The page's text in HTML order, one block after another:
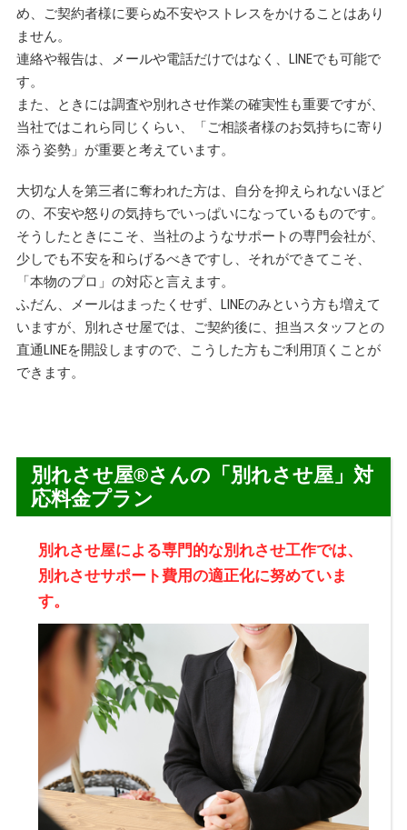
め、ご契約者様に要らぬ不安やストレスをかけることはあり
ません。
連絡や報告は、メールや電話だけではなく、LINEでも可能で
す。
また、ときには調査や別れさせ作業の確実性も重要ですが、
当社ではこれら同じくらい、「ご相談者様のお気持ちに寄り
添う姿勢」が重要と考えています。
大切な人を第三者に奪われた方は、自分を抑えられないほど
の、不安や怒りの気持ちでいっぱいになっているものです。
そうしたときにこそ、当社のようなサポートの専門会社が、
少しでも不安を和らげるべきですし、それができてこそ、
「本物のプロ」の対応と言えます。
ふだん、メールはまったくせず、LINEのみという方も増えて
いますが、別れさせ屋では、ご契約後に、担当スタッフとの
直通LINEを開設しますので、こうした方もご利用頂くことが
できます。
別れさせ屋®さんの「別れさせ屋」対
応料金プラン
別れさせ屋による専門的な別れさせ工作では、
別れさせサポート費用の適正化に努めていま
す。